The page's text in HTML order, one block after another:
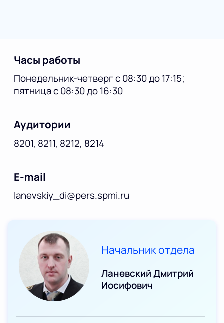
Часы работы
Понедельник-четверг с 08:30 до 17:15;
пятница с 08:30 до 16:30
Аудитории
8201, 8211, 8212, 8214
E-mail
lanevskiy_di@pers.spmi.ru
Начальник отдела
Ланевский Дмитрий
Иосифович